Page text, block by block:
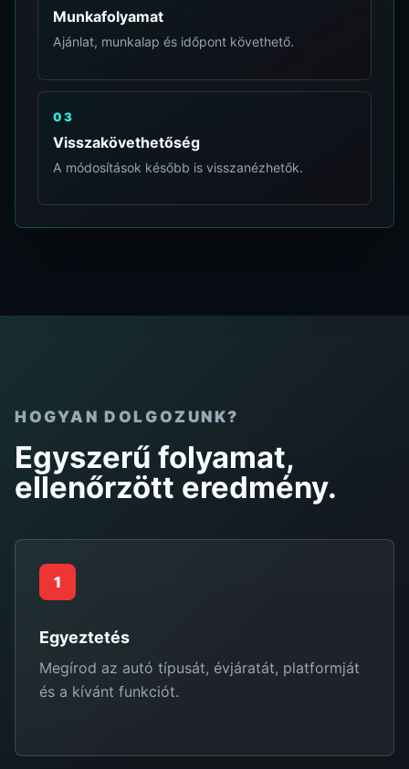
Munkafolyamat
Ajánlat, munkalap és időpont követhető.
03
Visszakövethetőség
A módosítások később is visszanézhetők.
HOGYAN DOLGOZUNK?
Egyszerű folyamat,
ellenőrzött eredmény.
1
Egyeztetés
Megírod az autó típusát, évjáratát, platformját
és a kívánt funkciót.